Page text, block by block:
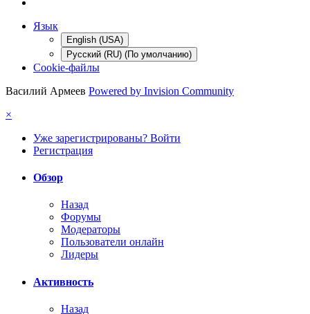
Язык
English (USA)
Русский (RU) (По умолчанию)
Cookie-файлы
Василий Армеев Powered by Invision Community
×
Уже зарегистрированы? Войти
Регистрация
Обзор
Назад
Форумы
Модераторы
Пользователи онлайн
Лидеры
Активность
Назад